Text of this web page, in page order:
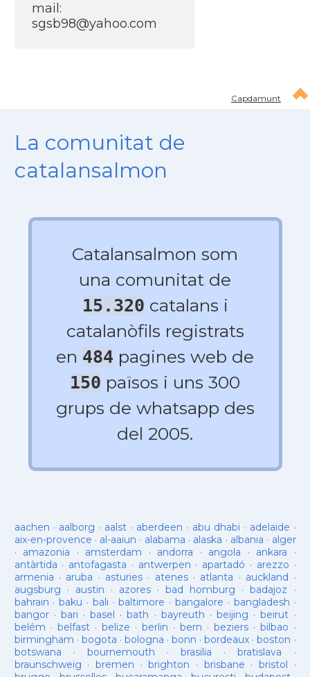
mail:
sgsb98@yahoo.com
Capdamunt
La comunitat de
catalansalmon
Catalansalmon som
una comunitat de
15.320 catalans i
catalanòfils registrats
en 484 pagines web de
150 països i uns 300
grups de whatsapp des
del 2005.
aachen · aalborg · aalst · aberdeen · abu dhabi · adelaide ·
aix-en-provence · al-aaiun · alabama · alaska · albania · alger
· amazonia · amsterdam · andorra · angola · ankara ·
antàrtida · antofagasta · antwerpen · apartadó · arezzo ·
armenia · aruba · asturies· atenes· atlanta · auckland ·
augsburg · austin · azores·bad homburg ·badajoz ·
bahrain ·baku · bali ·baltimore ·bangalore · bangladesh ·
bangor· bari ·basel ·bath · bayreuth ·beijing ·beirut ·
belém · belfast· belize · berlin ·bern ·beziers ·bilbao ·
birmingham · bogota · bologna ·bonn ·bordeaux ·boston ·
botswana · bournemouth ·brasilia ·bratislava ·
braunschweig · bremen ·brighton · brisbane · bristol ·